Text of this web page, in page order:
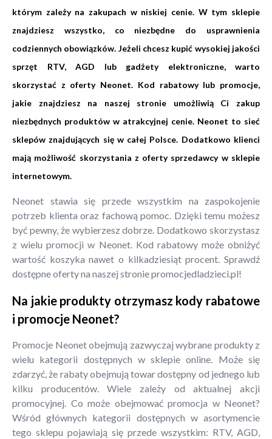
którym zależy na zakupach w niskiej cenie. W tym sklepie
znajdziesz wszystko, co niezbędne do usprawnienia
codziennych obowiązków. Jeżeli chcesz kupić wysokiej jakości
sprzęt RTV, AGD lub gadżety elektroniczne, warto
skorzystać z oferty Neonet. Kod rabatowy lub promocje,
jakie znajdziesz na naszej stronie umożliwią Ci zakup
niezbędnych produktów w atrakcyjnej cenie. Neonet to sieć
sklepów znajdujących się w całej Polsce. Dodatkowo klienci
mają możliwość skorzystania z oferty sprzedawcy w sklepie
internetowym.
Neonet stawia się przede wszystkim na zaspokojenie
potrzeb klienta oraz fachową pomoc. Dzięki temu możesz
być pewny, że wybierzesz dobrze. Dodatkowo skorzystasz
z wielu promocji w Neonet. Kod rabatowy może obniżyć
wartość koszyka nawet o kilkadziesiąt procent. Sprawdź
dostępne oferty na naszej stronie promocjedladzieci.pl!
Na jakie produkty otrzymasz kody rabatowe
i promocje Neonet?
Promocje Neonet obejmują zazwyczaj wybrane produkty z
wielu kategorii dostępnych w sklepie online. Może się
zdarzyć, że rabaty obejmują towar dostępny od jednego lub
kilku producentów. Wiele zależy od aktualnej akcji
promocyjnej. Co może obejmować promocja w Neonet?
Wśród głównych kategorii dostępnych w asortymencie
tego sklepu pojawiają się przede wszystkim: RTV, AGD,